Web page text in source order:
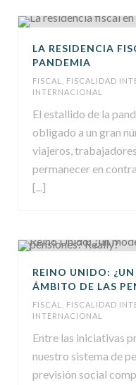
LA RESIDENCIA
PANDEMIA
FISCAL FISCALIDAD
INTERNACIONAL
El estallido de la
obligado a un gran
viajeros,
permanecer en
[...]
REINO UNIDO:
ÁMBITO DE LAS
FISCAL FISCALIDAD
INTERNACIONAL
Entre las iniciativas
nuestro sistema de
previsión social